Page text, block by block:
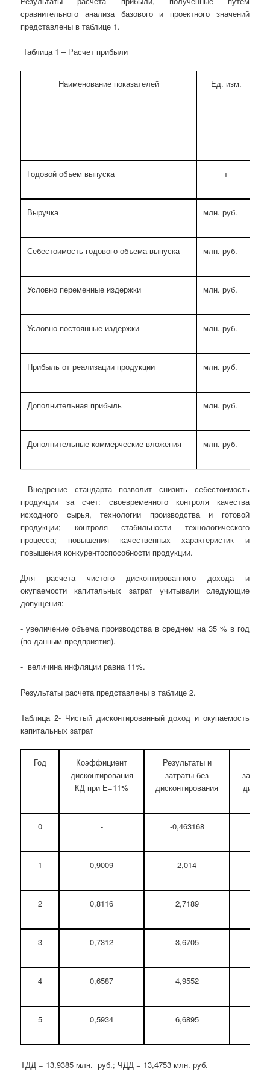
сравнительного анализа базового и проектного значений
представлены в таблице 1.
Таблица 1 – Расчет прибыли
Наименование показателей Ед. изм.
Годовой объем выпуска т
Выручка млн. руб.
Себестоимость годового объема выпуска млн. руб.
Условно переменные издержки млн. руб.
Условно постоянные издержки млн. руб.
Прибыль от реализации продукции млн. руб.
Дополнительная прибыль млн. руб.
Дополнительные коммерческие вложения млн. руб.
Внедрение стандарта позволит снизить себестоимость
продукции за счет: своевременного контроля качества
исходного сырья, технологии производства и готовой
продукции; контроля стабильности технологического
процесса; повышения качественных характеристик и
повышения конкурентоспособности продукции.
Для расчета чистого дисконтированного дохода и
окупаемости капитальных затрат учитывали следующие
допущения:
- увеличение объема производства в среднем на 35 % в год
(по данным предприятия).
- величина инфляции равна 11%.
Результаты расчета представлены в таблице 2.
Таблица 2- Чистый дисконтированный доход и окупаемость
капитальных затрат
Год
Коэффициент
дисконтирования
КД при Е=11%
Результаты и
затраты без
дисконтирования
0 - -0,463168
1 0,9009 2,014
2 0,8116 2,7189
3 0,7312 3,6705
4 0,6587 4,9552
5 0,5934 6,6895
ТДД = 13,9385 млн. руб.; ЧДД = 13,4753 млн. руб.